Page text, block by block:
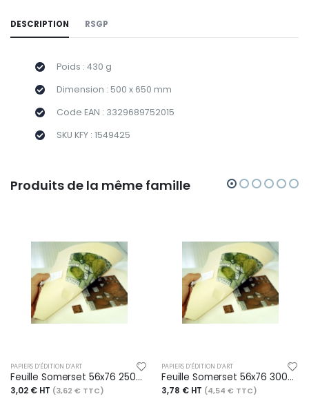
DESCRIPTION RSGP
Poids : 430 g
Dimension : 500 x 650 mm
Code EAN : 3329689752015
SKU KFY : 1549425
Produits de la même famille
PAPIERS D'ÉDITION D'ART
Feuille Somerset 56x76 250g/m², 4 bords frangés, grain Satin lisse blanc
3,02 € HT (3,62 € TTC)
PAPIERS D'ÉDITION D'ART
Feuille Somerset 56x76 300g/m², 4 bords frangés, grain Satin lisse blanc cassé
3,78 € HT (4,54 € TTC)